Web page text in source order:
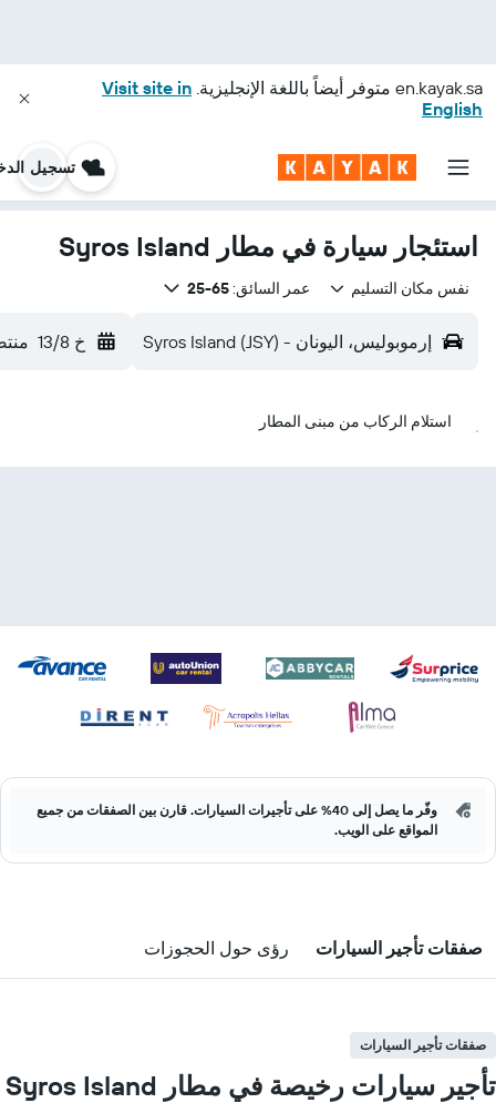
en.kayak.sa متوفر أيضاً باللغة الإنجليزية. Visit site in
English
تسجيل
استئجار سيارة في مطار Syros Island
نفس مكان التسليم عمر السائق:65-25
إرموبوليس، اليونان - Syros Island (JSY) خ 13/8
استلام الركاب من مبنى المطار
وفّر ما يصل إلى 40% على تأجيرات السيارات. قارن بين الصفقات من جميع
المواقع على الويب.
صفقات تأجير السيارات رؤى حول الحجوزات
صفقات تأجير السيارات
تأجير سيارات رخيصة في مطار Syros Island